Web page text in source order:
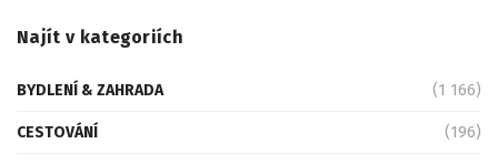
Najít v kategoriích
BYDLENÍ & ZAHRADA (1 166)
CESTOVÁNÍ (196)